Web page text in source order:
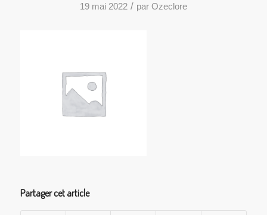
19 mai 2022 / par Ozeclore
Partager cet article